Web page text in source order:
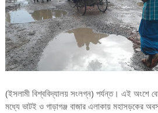
(ইসলামী বিশ্ববিদ্যালয় সংলগ্ন) পর্যন্ত। এই অংশে
মধ্যে ভাটই ও গাড়াগঞ্জ বাজার এলাকায় মহাসড়কের